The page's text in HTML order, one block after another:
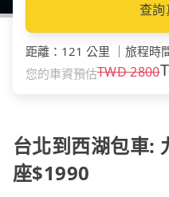
查
距離 ： 121 公里 旅程時
您的車資預估TWD2800
台北到西湖包車:
座$1990